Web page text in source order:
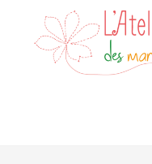
content